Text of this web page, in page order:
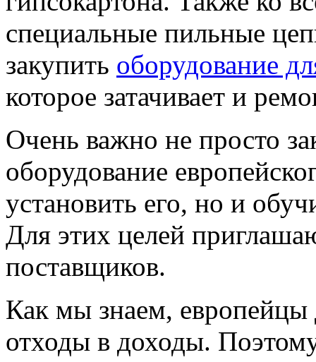
специальные пильные
закупить оборудование
которое затачивает и
Очень важно не просто
оборудование
установить его, но и
Для этих целей
поставщиков.
Как мы знаем, европейцы
отходы в доходы.